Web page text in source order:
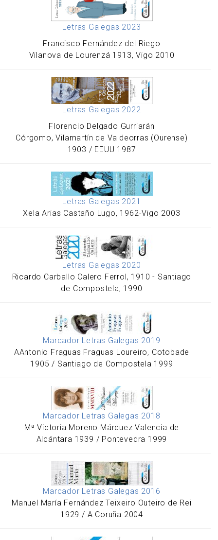
Letras Galegas 2023
Francisco Fernández del Riego
Vilanova de Lourenzá 1913, Vigo 2010
Letras Galegas 2022
Florencio Delgado Gurriarán
Córgomo, Vilamartín de Valdeorras (Ourense)
1903 / EEUU 1987
Letras Galegas 2021
Xela Arias Castaño Lugo, 1962-Vigo 2003
Letras Galegas 2020
Ricardo Carballo Calero Ferrol, 1910 - Santiago
de Compostela, 1990
Marcador Letras Galegas 2019
AAntonio Fraguas Fraguas Loureiro, Cotobade
1905 / Santiago de Compostela 1999
Marcador Letras Galegas 2018
Mª Victoria Moreno Márquez Valencia de
Alcántara 1939 / Pontevedra 1999
Marcador Letras Galegas 2016
Manuel María Fernández Teixeiro Outeiro de Rei
1929 / A Coruña 2004